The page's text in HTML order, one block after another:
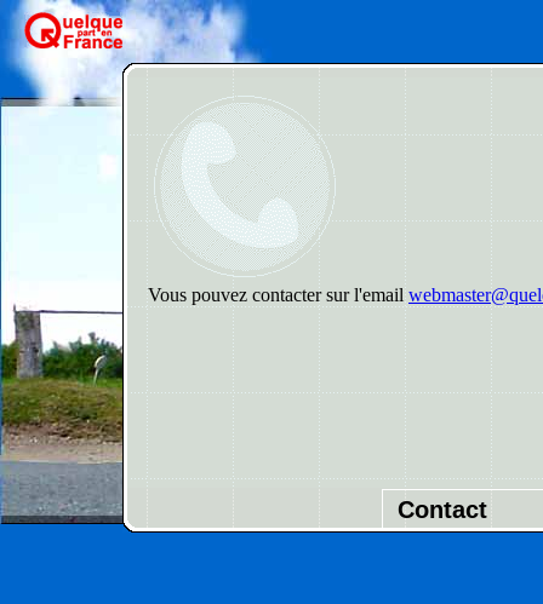
Vous pouvez contacter sur l'email
Contact